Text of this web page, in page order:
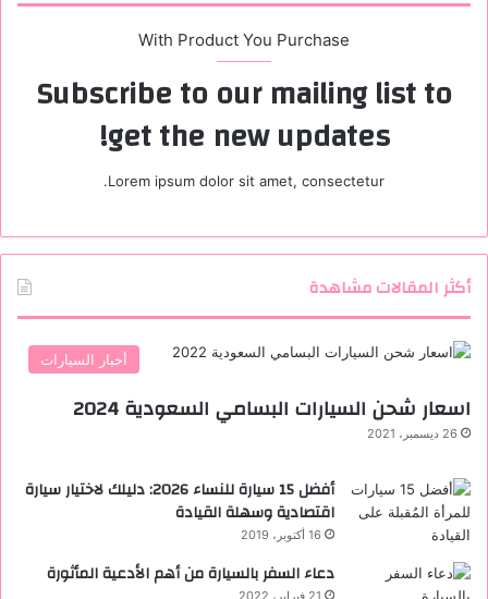
With Product You Purchase
Subscribe to our mailing list to
get the new updates!
Lorem ipsum dolor sit amet, consectetur.
أكثر المقالات مشاهدة
أخبار السيارات
اسعار شحن السيارات البسامي السعودية 2024
26 ديسمبر، 2021
أفضل 15 سيارة للنساء 2026: دليلك لاختيار سيارة
اقتصادية وسهلة القيادة
16 أكتوبر، 2019
دعاء السفر بالسيارة من أهم الأدعية المأثورة
21 فبراير، 2022